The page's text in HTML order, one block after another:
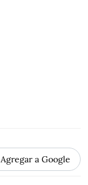
Agregar a Google